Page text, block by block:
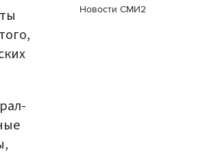
Новости СМИ2